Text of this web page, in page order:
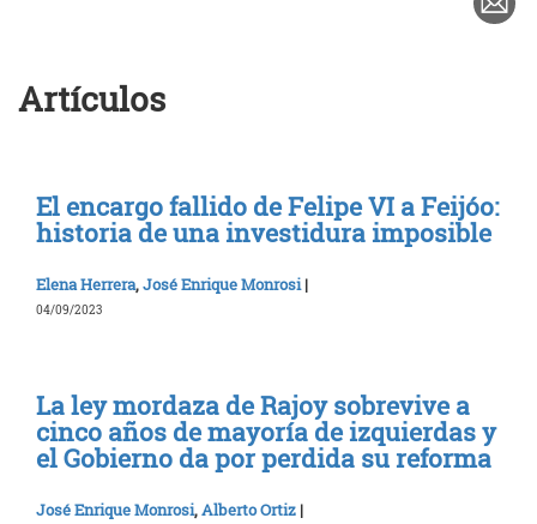
Artículos
El encargo fallido de Felipe VI a Feijóo:
historia de una investidura imposible
Elena Herrera,José Enrique Monrosi|
04/09/2023
La ley mordaza de Rajoy sobrevive a
cinco años de mayoría de izquierdas y
el Gobierno da por perdida su reforma
José Enrique Monrosi,Alberto Ortiz |